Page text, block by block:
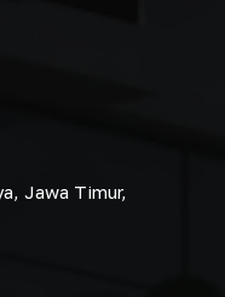
Jawa Timur,